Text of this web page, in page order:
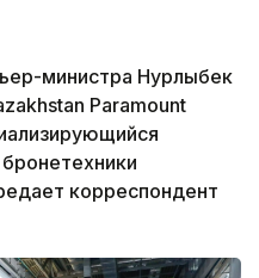
министра Нурлыбек
Paramount
корреспондент